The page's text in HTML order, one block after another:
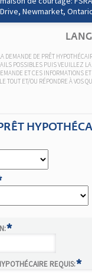
Newmarket,
DEMANDE DE PRÊT
POSSIBLES PUIS VEUILLEZ
ET CES INFORMATIONS
TOUT ET/OU RÉPONDRE À VOS
*
REQUIS:*